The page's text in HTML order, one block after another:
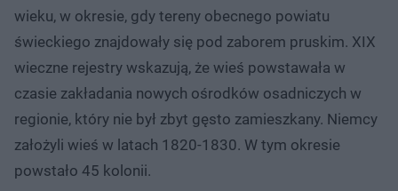
wieku, w okresie, gdy tereny obecnego powiatu
świeckiego znajdowały się pod zaborem pruskim. XIX
wieczne rejestry wskazują, że wieś powstawała w
czasie zakładania nowych ośrodków osadniczych w
regionie, który nie był zbyt gęsto zamieszkany. Niemcy
założyli wieś w latach 1820-1830. W tym okresie
powstało 45 kolonii.